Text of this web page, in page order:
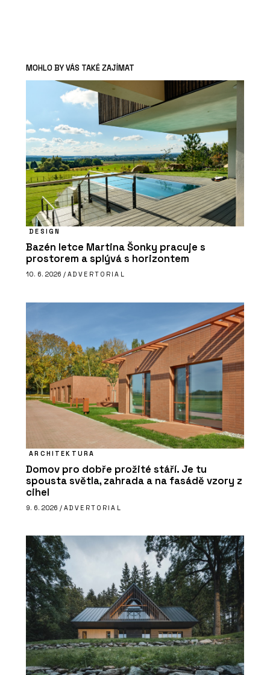
MOHLO BY VÁS TAKÉ ZAJÍMAT
DESIGN
Bazén letce Martina Šonky pracuje s
prostorem a splývá s horizontem
10. 6. 2026 / ADVERTORIAL
ARCHITEKTURA
Domov pro dobře prožité stáří. Je tu
spousta světla, zahrada a na fasádě vzory z
cihel
9. 6. 2026 / ADVERTORIAL